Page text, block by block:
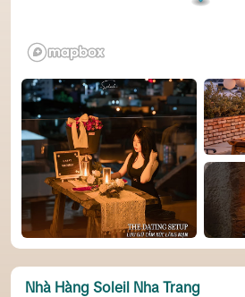
Nhà Hàng Soleil Nha Trang